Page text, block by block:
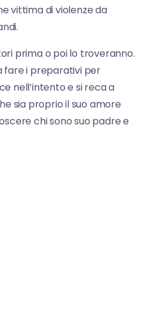
vittima di violenze da
prima o poi lo troveranno.
fare i preparativi per
nell’intento e si reca a
sia proprio il suo amore
chi sono suo padre e